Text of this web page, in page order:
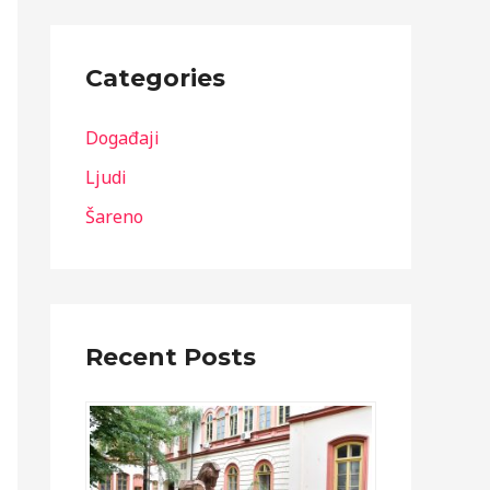
Categories
Događaji
Ljudi
Šareno
Recent Posts